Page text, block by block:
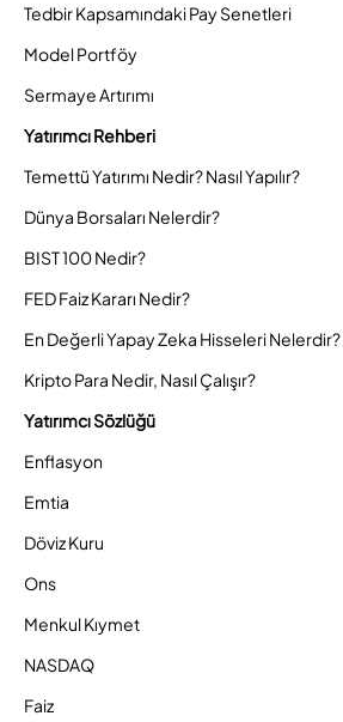
Tedbir Kapsamındaki Pay Senetleri
Model Portföy
Sermaye Artırımı
Yatırımcı Rehberi
Temettü Yatırımı Nedir? Nasıl Yapılır?
Dünya Borsaları Nelerdir?
BIST 100 Nedir?
FED Faiz Kararı Nedir?
En Değerli Yapay Zeka Hisseleri Nelerdir?
Kripto Para Nedir, Nasıl Çalışır?
Yatırımcı Sözlüğü
Enflasyon
Emtia
Döviz Kuru
Ons
Menkul Kıymet
NASDAQ
Faiz